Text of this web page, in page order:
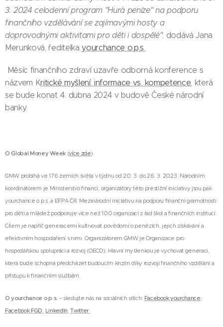
3. 2024 celodenní program "Hurá peníze" na podporu
finančního vzdělávání se zajímavými hosty a
doprovodnými aktivitami pro děti i dospělé", dodává Jana
Merunková, ředitelkayourchance o.p.s.
Měsíc finančního zdraví uzavře odborná konference s
názvem Kritické myšlení: informace vs. kompetence, která
se bude konat 4. dubna 2024 v budově České národní
banky.
O Global Money Week(více zde)
GMW probíhá ve 176 zemích světa v týdnu od 20. 3. do 26. 3. 2023. Národním
koordinátorem je Ministerstvo financí, organizátory této prestižní iniciativy jsou pak
yourchance o.p.s. a EFPA ČR. Mezinárodní iniciativu na podporu finanční gramotnosti
pro děti a mládež podporuje více než 100 organizací z řad škol a finančních institucí.
Cílem je napříč generacemi kultivovat povědomí o penězích, jejich získávání a
efektivním hospodaření s nimi. Organizátorem GMW je Organizace pro
hospodářskou spolupráci a rozvoj (OECD). Hlavní myšlenkou je vychovat generaci,
která bude schopná předcházet budoucím krizím díky rozvoji finančního vzdělání a
přístupu k finančním službám.
O yourchance o.p.s. – sledujte nás na sociálních sítích: Facebook yourchance,
Facebook FGD, LinkedIn,Twitter